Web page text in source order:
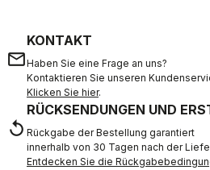
email
KONTAKT
Haben Sie eine Frage an uns?
Kontaktieren Sie unseren
Klicken Sie hier.
replay
RÜCKSENDUNGEN UND
Rückgabe der Bestellung garantiert
innerhalb von 30 Tagen nach der
Entdecken Sie die